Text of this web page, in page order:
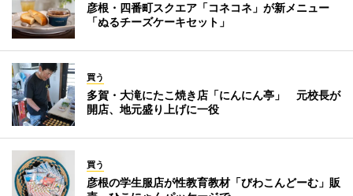
彦根・四番町スクエア「コネコネ」が新メニュー
「ぬるチーズケーキセット」
買う
多賀・大滝にたこ焼き店「にんにん亭」 元校長が
開店、地元盛り上げに一役
買う
彦根の学生服店が性教育教材「びわこんどーむ」販